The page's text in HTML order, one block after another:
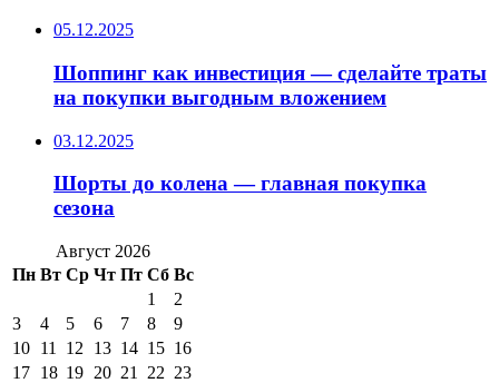
05.12.2025
Шоппинг как инвестиция — сделайте траты
на покупки выгодным вложением
03.12.2025
Шорты до колена — главная покупка
сезона
Август 2026
Пн Вт Ср Чт Пт Сб Вс
1
2
3
4 5 6 7 8
9
10 11 12 13 14 15 16
17 18 19 20 21 22 23